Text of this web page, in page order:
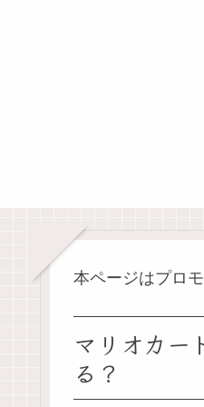
本ページはプロ
マリオカー
る？